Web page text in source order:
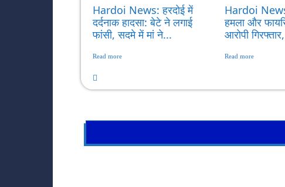
Hardoi News: हरदोई में
दर्दनाक हादसा: बेटे ने लगाई
फांसी, सदमे में मां ने...
Read more
Hardoi
हमला और
आरोपी
Read more